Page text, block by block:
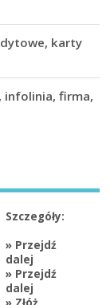
karty
infolinia, firma,
Szczegóły:
» Przejdź
dalej
» Przejdź
dalej